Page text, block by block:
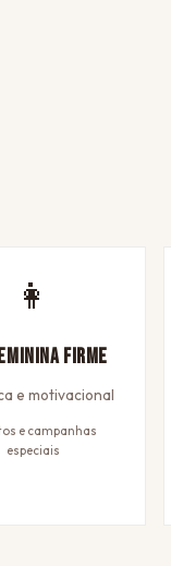
👩
Firme
e motivacional
e campanhas
especiais